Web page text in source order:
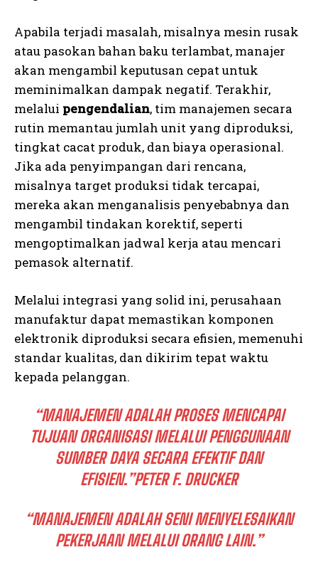
Apabila terjadi masalah, misalnya mesin rusak
atau pasokan bahan baku terlambat, manajer
akan mengambil keputusan cepat untuk
meminimalkan dampak negatif. Terakhir,
melalui pengendalian, tim manajemen secara
rutin memantau jumlah unit yang diproduksi,
tingkat cacat produk, dan biaya operasional.
Jika ada penyimpangan dari rencana,
misalnya target produksi tidak tercapai,
mereka akan menganalisis penyebabnya dan
mengambil tindakan korektif, seperti
mengoptimalkan jadwal kerja atau mencari
pemasok alternatif.
Melalui integrasi yang solid ini, perusahaan
manufaktur dapat memastikan komponen
elektronik diproduksi secara efisien, memenuhi
standar kualitas, dan dikirim tepat waktu
kepada pelanggan.
“MANAJEMEN ADALAH PROSES MENCAPAI
TUJUAN ORGANISASI MELALUI PENGGUNAAN
SUMBER DAYA SECARA EFEKTIF DAN
EFISIEN.”PETER F. DRUCKER
“MANAJEMEN ADALAH SENI MENYELESAIKAN
PEKERJAAN MELALUI ORANG LAIN.”